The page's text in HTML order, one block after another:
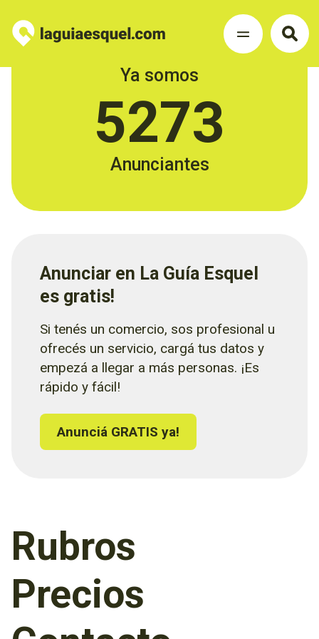
Ya somos
5273
Anunciantes
Anunciar en La Guía Esquel
es gratis!
Si tenés un comercio, sos profesional u
ofrecés un servicio, cargá tus datos y
empezá a llegar a más personas. ¡Es
rápido y fácil!
Anunciá GRATIS ya!
Rubros
Precios